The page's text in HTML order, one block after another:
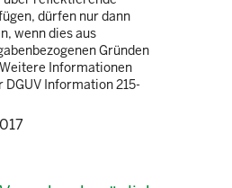
dürfen nur dann
wenn dies aus
Gründen
Informationen
DGUV Information 215-